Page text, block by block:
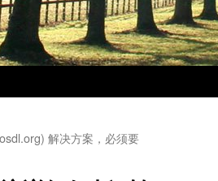
解决方案，必须要